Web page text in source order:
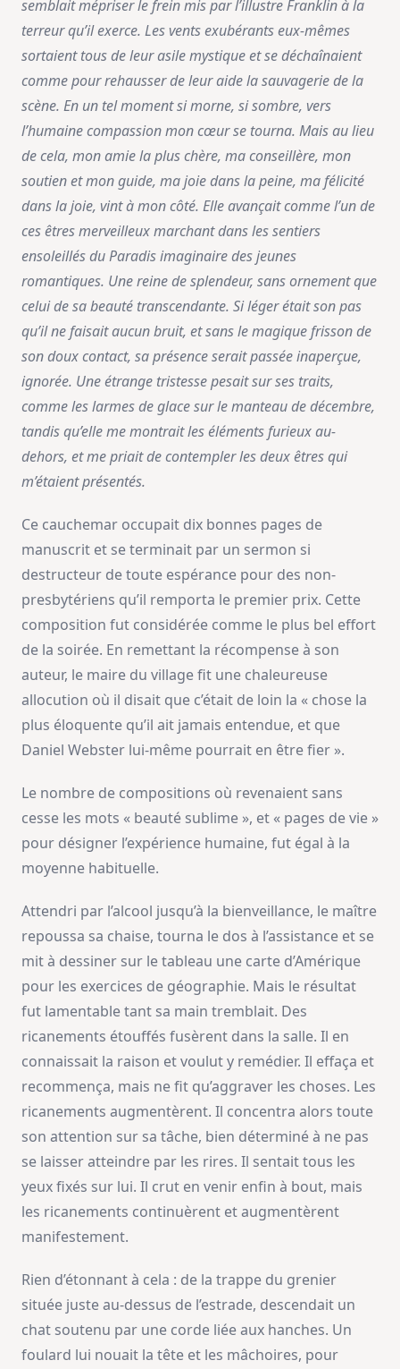
semblait mépriser le frein mis par l’illustre Franklin à la
terreur qu’il exerce. Les vents exubérants eux-mêmes
sortaient tous de leur asile mystique et se déchaînaient
comme pour rehausser de leur aide la sauvagerie de la
scène. En un tel moment si morne, si sombre, vers
l’humaine compassion mon cœur se tourna. Mais au lieu
de cela, mon amie la plus chère, ma conseillère, mon
soutien et mon guide, ma joie dans la peine, ma félicité
dans la joie, vint à mon côté. Elle avançait comme l’un de
ces êtres merveilleux marchant dans les sentiers
ensoleillés du Paradis imaginaire des jeunes
romantiques. Une reine de splendeur, sans ornement que
celui de sa beauté transcendante. Si léger était son pas
qu’il ne faisait aucun bruit, et sans le magique frisson de
son doux contact, sa présence serait passée inaperçue,
ignorée. Une étrange tristesse pesait sur ses traits,
comme les larmes de glace sur le manteau de décembre,
tandis qu’elle me montrait les éléments furieux au-
dehors, et me priait de contempler les deux êtres qui
m’étaient présentés.
Ce cauchemar occupait dix bonnes pages de
manuscrit et se terminait par un sermon si
destructeur de toute espérance pour des non-
presbytériens qu’il remporta le premier prix. Cette
composition fut considérée comme le plus bel effort
de la soirée. En remettant la récompense à son
auteur, le maire du village fit une chaleureuse
allocution où il disait que c’était de loin la « chose la
plus éloquente qu’il ait jamais entendue, et que
Daniel Webster lui-même pourrait en être fier ».
Le nombre de compositions où revenaient sans
cesse les mots « beauté sublime », et « pages de vie »
pour désigner l’expérience humaine, fut égal à la
moyenne habituelle.
Attendri par l’alcool jusqu’à la bienveillance, le maître
repoussa sa chaise, tourna le dos à l’assistance et se
mit à dessiner sur le tableau une carte d’Amérique
pour les exercices de géographie. Mais le résultat
fut lamentable tant sa main tremblait. Des
ricanements étouffés fusèrent dans la salle. Il en
connaissait la raison et voulut y remédier. Il effaça et
recommença, mais ne fit qu’aggraver les choses. Les
ricanements augmentèrent. Il concentra alors toute
son attention sur sa tâche, bien déterminé à ne pas
se laisser atteindre par les rires. Il sentait tous les
yeux fixés sur lui. Il crut en venir enfin à bout, mais
les ricanements continuèrent et augmentèrent
manifestement.
Rien d’étonnant à cela : de la trappe du grenier
située juste au-dessus de l’estrade, descendait un
chat soutenu par une corde liée aux hanches. Un
foulard lui nouait la tête et les mâchoires, pour